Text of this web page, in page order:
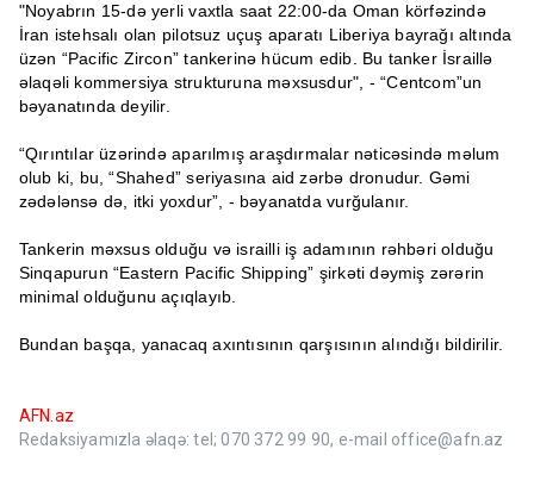
"Noyabrın 15-də yerli vaxtla saat 22:00-da Oman körfəzində
İran istehsalı olan pilotsuz uçuş aparatı Liberiya bayrağı altında
üzən “Pacific Zircon” tankerinə hücum edib. Bu tanker İsraillə
əlaqəli kommersiya strukturuna məxsusdur", - “Centcom”un
bəyanatında deyilir.
“Qırıntılar üzərində aparılmış araşdırmalar nəticəsində məlum
olub ki, bu, “Shahed” seriyasına aid zərbə dronudur. Gəmi
zədələnsə də, itki yoxdur”, - bəyanatda vurğulanır.
Tankerin məxsus olduğu və israilli iş adamının rəhbəri olduğu
Sinqapurun “Eastern Pacific Shipping” şirkəti dəymiş zərərin
minimal olduğunu açıqlayıb.
Bundan başqa, yanacaq axıntısının qarşısının alındığı bildirilir.
AFN.az
Redaksiyamızla əlaqə: tel; 070 372 99 90, e-mail office@afn.az